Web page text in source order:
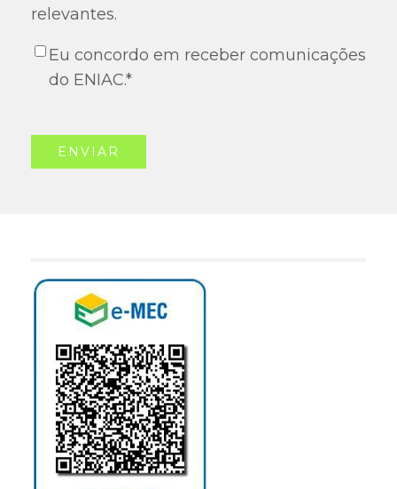
relevantes.
Eu concordo em receber comunicações
do ENIAC.*